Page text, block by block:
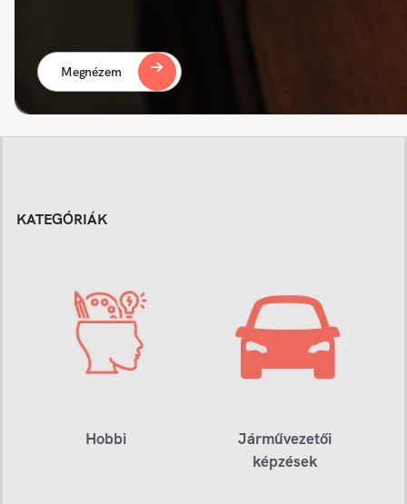
Megnézem
KATEGÓRIÁK
Hobbi
Járművezetői
képzések